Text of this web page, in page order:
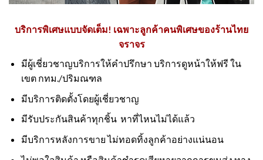
บริการพิเศษแบบจัดเต็ม! เฉพาะลูกค้าคนพิเศษของร้านไทย
จราจร
มีผู้เชี่ยวชาญบริการให้คำปรึกษา บริการดูหน้าให้ฟรี ใน
เขต กทม./ปริมณฑล
มีบริการติดตั้งโดยผู้เชี่ยวชาญ
มีรับประกันสินค้าทุกชิ้น หาที่ไหนไม่ได้แล้ว
มีบริการหลังการขาย ไม่ทอดทิ้งลูกค้าอย่างแน่นอน